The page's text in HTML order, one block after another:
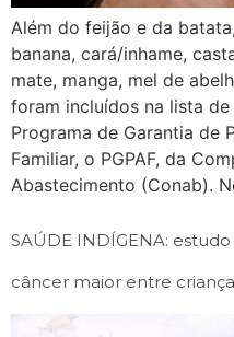
Além do feijão e da
banana, cará/inhame,
mate, manga, mel de
foram incluídos na lista
Programa de Garantia de
Familiar, o PGPAF, da
Abastecimento (Conab).
SAÚDE INDÍGENA:
câncer maior entre